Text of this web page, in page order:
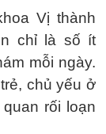
Vị thành
chỉ là số ít
mỗi ngày.
chủ yếu ở
rối loạn